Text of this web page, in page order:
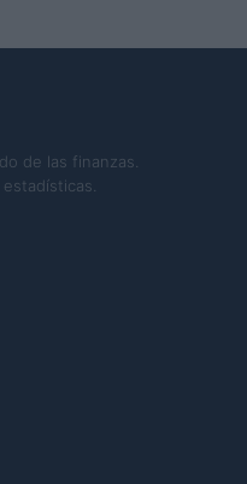
de las finanzas.